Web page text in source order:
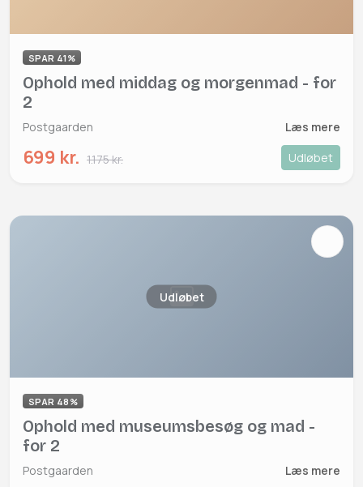
SPAR 41%
Ophold med middag og morgenmad - for
2
Postgaarden Læs mere
699 kr. 1.175 kr. Udløbet
Udløbet
SPAR 48%
Ophold med museumsbesøg og mad -
for 2
Postgaarden Læs mere